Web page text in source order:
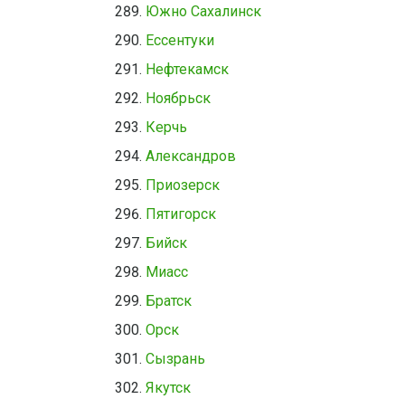
Южно Сахалинск
Ессентуки
Нефтекамск
Ноябрьск
Керчь
Александров
Приозерск
Пятигорск
Бийск
Миасс
Братск
Орск
Сызрань
Якутск